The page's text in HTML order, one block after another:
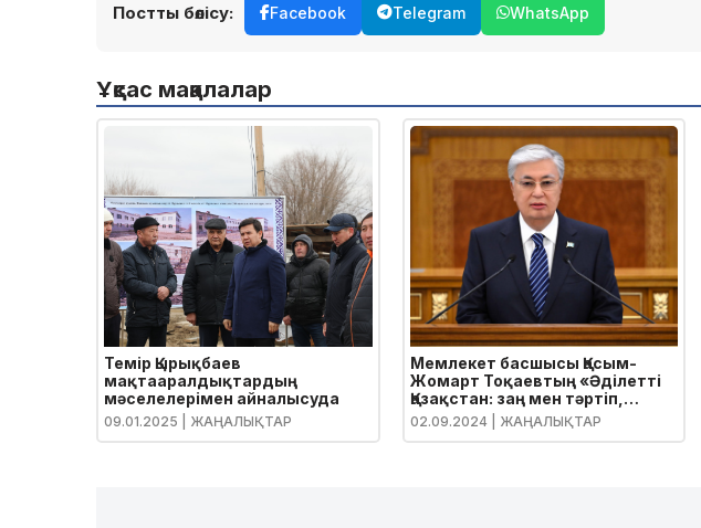
Постты бөлісу: Facebook Telegram WhatsApp
Ұқсас мақалалар
Темір Қырықбаев
мақтааралдықтардың
мәселелерімен айналысуда
09.01.2025 | ЖАҢАЛЫҚТАР
Мемлекет басшысы Қасым-
Жомарт Тоқаевтың «Әділетті
Қазақстан: заң мен тәртіп,
экономикалық өсім, қоғамдық
оптимизм» атты Қазақстан
02.09.2024| ЖАҢАЛЫҚТАР